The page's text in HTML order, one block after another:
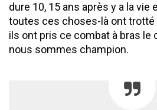
dure 10, 15 ans après y a la vie
toutes ces choses-là ont
ils ont pris ce combat à bras le
nous sommes champion.